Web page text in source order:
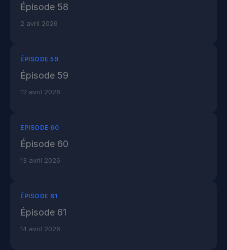
Épisode 58
2 avril 2026
ÉPISODE 59
Épisode 59
12 avril 2026
ÉPISODE 60
Épisode 60
13 avril 2026
ÉPISODE 61
Épisode 61
14 avril 2026